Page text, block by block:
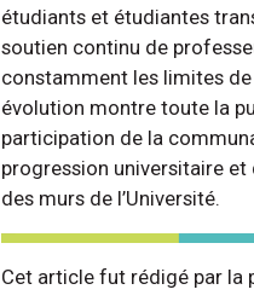
étudiants et étudiantes
soutien continu de
constamment les limites
évolution montre toute la
participation de la
progression universitaire
des murs de l’Université.
Cet article fut rédigé par la